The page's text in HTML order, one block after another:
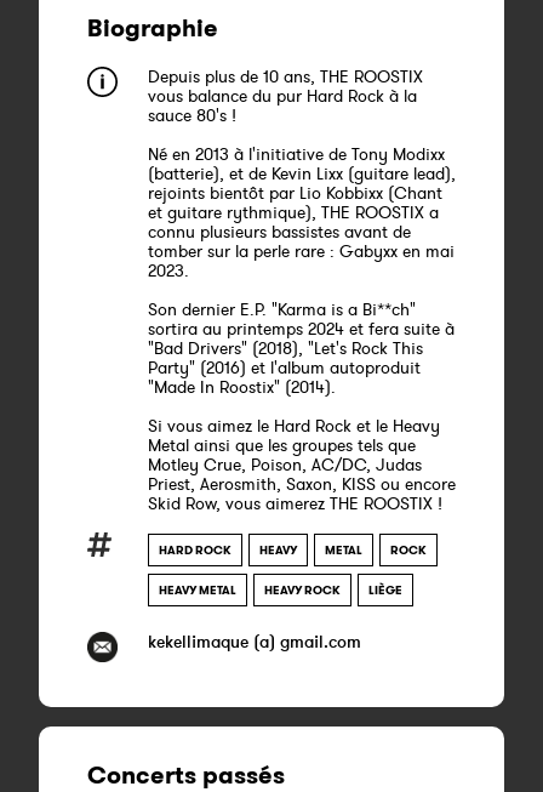
Biographie
Depuis plus de 10 ans, THE ROOSTIX
vous balance du pur Hard Rock à la
sauce 80's !
Né en 2013 à l'initiative de Tony Modixx
(batterie), et de Kevin Lixx (guitare lead),
rejoints bientôt par Lio Kobbixx (Chant
et guitare rythmique), THE ROOSTIX a
connu plusieurs bassistes avant de
tomber sur la perle rare : Gabyxx en mai
2023.
Son dernier E.P. "Karma is a Bi**ch"
sortira au printemps 2024 et fera suite à
"Bad Drivers" (2018), "Let's Rock This
Party" (2016) et l'album autoproduit
"Made In Roostix" (2014).
Si vous aimez le Hard Rock et le Heavy
Metal ainsi que les groupes tels que
Motley Crue, Poison, AC/DC, Judas
Priest, Aerosmith, Saxon, KISS ou encore
Skid Row, vous aimerez THE ROOSTIX !
HARD ROCK HEAVY METAL ROCK
HEAVY METAL HEAVY ROCK LIÈGE
kekellimaque (a) gmail.com
Concerts passés